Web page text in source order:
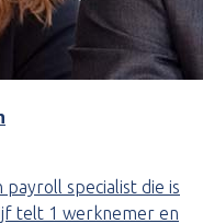
specialist die is
telt 1 werknemer en